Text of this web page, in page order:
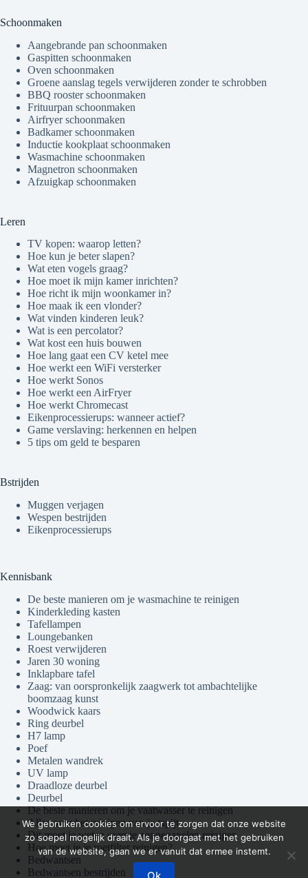
Schoonmaken
Aangebrande pan schoonmaken
Gaspitten schoonmaken
Oven schoonmaken
Groene aanslag tegels verwijderen zonder te schrobben
BBQ rooster schoonmaken
Frituurpan schoonmaken
Airfryer schoonmaken
Badkamer schoonmaken
Inductie kookplaat schoonmaken
Wasmachine schoonmaken
Magnetron schoonmaken
Afzuigkap schoonmaken
Leren
TV kopen: waarop letten?
Hoe kun je beter slapen?
Wat eten vogels graag?
Hoe moet ik mijn kamer inrichten?
Hoe richt ik mijn woonkamer in?
Hoe maak ik een vlonder?
Wat vinden kinderen leuk?
Wat is een percolator?
Wat kost een huis bouwen
Hoe lang gaat een CV ketel mee
Hoe werkt een WiFi versterker
Hoe werkt Sonos
Hoe werkt een AirFryer
Hoe werkt Chromecast
Eikenprocessierups: wanneer actief?
Game verslaving: herkennen en helpen
5 tips om geld te besparen
Bstrijden
Muggen verjagen
Wespen bestrijden
Eikenprocessierups
Kennisbank
De beste manieren om je wasmachine te reinigen
Kinderkleding kasten
Tafellampen
Loungebanken
Roest verwijderen
Jaren 30 woning
Inklapbare tafel
Zaag: van oorspronkelijk zaagwerk tot ambachtelijke
boomzaag kunst
Woodwick kaars
Ring deurbel
H7 lamp
Poef
Metalen wandrek
UV lamp
Draadloze deurbel
Deurbel
De beste manieren om je vaatwasser te reinigen
Alles over het reinigen van je tapijt
Dit moet je weten over je zonnepanelen reinigen
Hoe moet je je roetfilter reinigen?
Bedwantsen
Bedwantsen bestrijden
We gebruiken cookies om ervoor te zorgen dat onze website
zo soepel mogelijk draait. Als je doorgaat met het gebruiken
van de website, gaan we er vanuit dat ermee instemt.